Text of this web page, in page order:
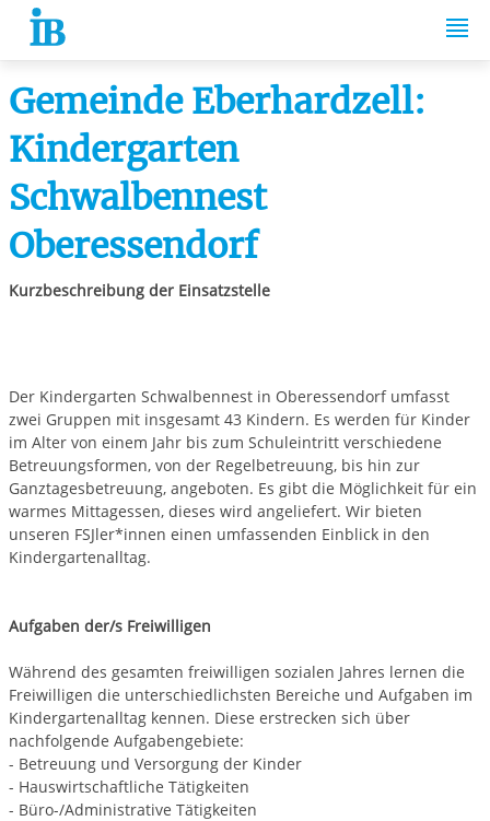
Springe zum Inhalt
Gemeinde Eberhardzell:
Kindergarten
Schwalbennest
Oberessendorf
Kurzbeschreibung der Einsatzstelle
Der Kindergarten Schwalbennest in Oberessendorf umfasst
zwei Gruppen mit insgesamt 43 Kindern. Es werden für Kinder
im Alter von einem Jahr bis zum Schuleintritt verschiedene
Betreuungsformen, von der Regelbetreuung, bis hin zur
Ganztagesbetreuung, angeboten. Es gibt die Möglichkeit für ein
warmes Mittagessen, dieses wird angeliefert. Wir bieten
unseren FSJler*innen einen umfassenden Einblick in den
Kindergartenalltag.
Aufgaben der/s Freiwilligen
Während des gesamten freiwilligen sozialen Jahres lernen die
Freiwilligen die unterschiedlichsten Bereiche und Aufgaben im
Kindergartenalltag kennen. Diese erstrecken sich über
nachfolgende Aufgabengebiete:
- Betreuung und Versorgung der Kinder
- Hauswirtschaftliche Tätigkeiten
- Büro-/Administrative Tätigkeiten